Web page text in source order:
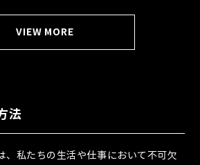
VIEW MORE
法
、私たちの生活や仕事において不可欠